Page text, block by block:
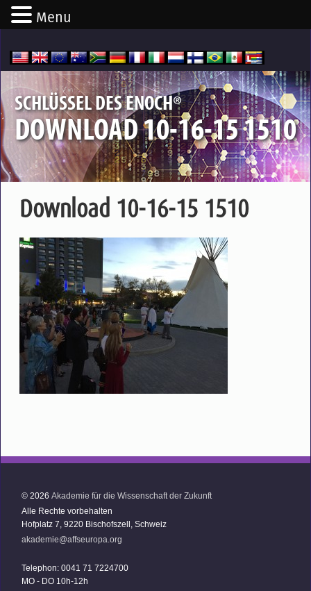
SCHLÜSSEL DES ENOCH®
DOWNLOAD 10-16-15 1510
Download 10-16-15 1510
© 2026 Akademie für die Wissenschaft der Zukunft
Alle Rechte vorbehalten
Hofplatz 7, 9220 Bischofszell, Schweiz
akademie@affseuropa.org
Telephon: 0041 71 7224700
MO - DO 10h-12h
Menu